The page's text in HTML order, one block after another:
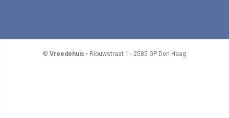
© Vreedehuis • Riouwstraat 1 - 2585 GP Den Haag